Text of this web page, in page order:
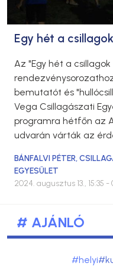
Egy hét a
Az "Egy hét a
bemutatót és
Vega Csillagászati
programra hétfőn az
udvarán várták az
BÁNFALVI PÉTER,
EGYESÜLET
2024. augusztus 13., 15:35 -
# AJÁNLÓ
#helyi